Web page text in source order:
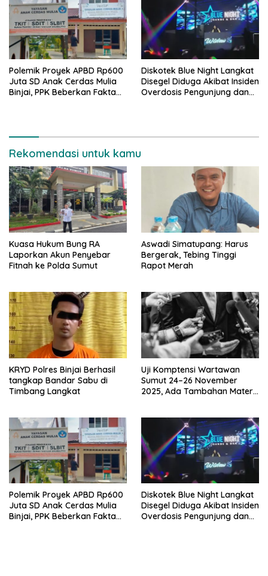
Polemik Proyek APBD Rp600
Juta SD Anak Cerdas Mulia
Binjai, PPK Beberkan Fakta
Diskotek Blue Night Langkat
Disegel Diduga Akibat Insiden
Overdosis Pengunjung dan
Rekomendasi untuk kamu
Kuasa Hukum Bung RA
Laporkan Akun Penyebar
Fitnah ke Polda Sumut
Aswadi Simatupang: Harus
Bergerak, Tebing Tinggi
Rapot Merah
KRYD Polres Binjai Berhasil
tangkap Bandar Sabu di
Timbang Langkat
Uji Komptensi Wartawan
Sumut 24–26 November
2025, Ada Tambahan Materi
Polemik Proyek APBD Rp600
Juta SD Anak Cerdas Mulia
Binjai, PPK Beberkan Fakta
Diskotek Blue Night Langkat
Disegel Diduga Akibat Insiden
Overdosis Pengunjung dan